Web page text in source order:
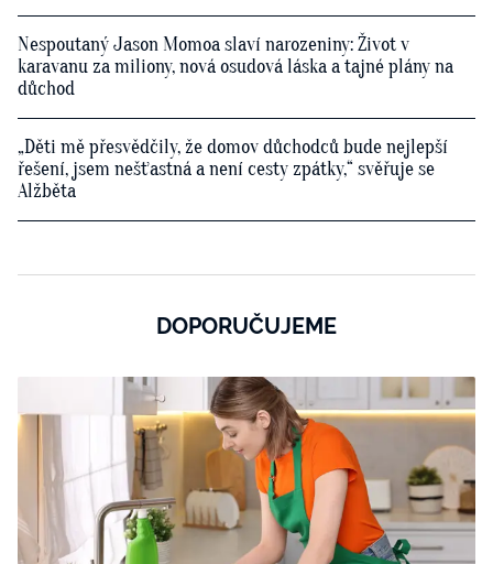
Nespoutaný Jason Momoa slaví narozeniny: Život v
karavanu za miliony, nová osudová láska a tajné plány na
důchod
„Děti mě přesvědčily, že domov důchodců bude nejlepší
řešení, jsem nešťastná a není cesty zpátky,“ svěřuje se
Alžběta
DOPORUČUJEME